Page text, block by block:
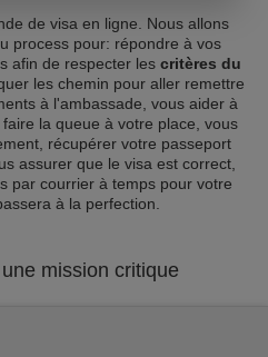
de visa en ligne. Nous allons
process pour: répondre à vos
afin de respecter les critères du
les chemin pour aller remettre
à l'ambassade, vous aider à
la queue à votre place, vous
récupérer votre passeport
assurer que le visa est correct,
par courrier à temps pour votre
à la perfection.
mission critique